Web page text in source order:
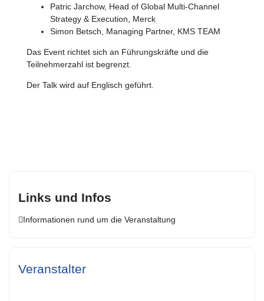
Patric Jarchow, Head of Global Multi-Channel
Strategy & Execution, Merck
Simon Betsch, Managing Partner, KMS TEAM
Das Event richtet sich an Führungskräfte und die
Teilnehmerzahl ist begrenzt.
Der Talk wird auf Englisch geführt.
Links und Infos
Informationen rund um die Veranstaltung
Veranstalter